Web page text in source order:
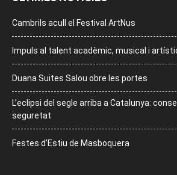
Cambrils acull el Festival ArtNus
Impuls al talent acadèmic, musical i
Duana Suites Salou obre les portes
L’eclipsi del segle arriba a Catalunya:
seguretat
Festes d’Estiu de Masboquera